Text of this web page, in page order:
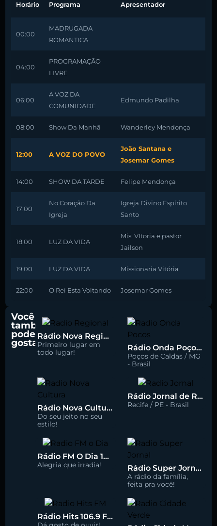
Horário Programa Apresentador
00:00
MADRUGADA
ROMANTICA
04:00
PROGRAMAÇÃO
LIVRE
06:00
A VOZ DA
COMUNIDADE
Edmundo Padilha
08:00 Show Da Manhã Wanderley Mendonça
12:00 A VOZ DO POVO
João Santana e
Josemar Gomes
14:00 SHOW DA TARDE Felipe Mendonça
17:00
No Coração Da
Igreja
Igreja Divino Espírito
Santo
18:00 LUZ DA VIDA
Mis: VItoria e pastor
Jailson
19:00 LUZ DA VIDA Missionaria Vitória
22:00 O Rei Esta Voltando Josemar Gomes
Você
também
pode
gostar
Rádio Nova Regional 91.5 FM
Primeiro lugar em
todo lugar!
Rádio Onda Poços 96.7 FM
Poços de Caldas / MG
- Brasil
Rádio Nova Cultura 93.1 FM
Do seu jeito no seu
estilo!
Rádio Jornal de Recife 90.3 FM
Recife / PE - Brasil
Rádio FM O Dia 100.5
Alegria que irradia! Rádio Super Jornal 105.7 FM
A rádio da família,
feita pra você!
Rádio Hits 106.9 FM